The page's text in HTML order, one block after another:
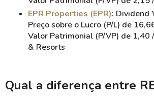
EPR Properties (EPR): Dividend
Preço sobre o Lucro (P/L) de
Valor Patrimonial (P/VP) de 1,40
& Resorts
Qual a diferença entre